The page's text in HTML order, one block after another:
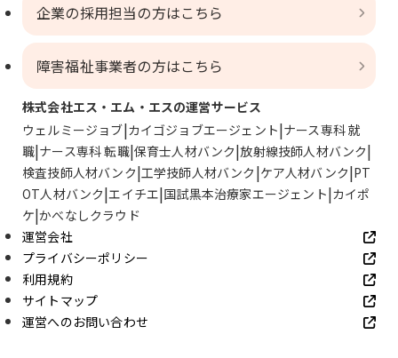
企業の採用担当の方はこちら
障害福祉事業者の方はこちら
株式会社エス・エム・エスの運営サービス
ウェルミージョブ カイゴジョブエージェント ナース専科 就
職 ナース専科 転職 保育士人材バンク 放射線技師人材バンク
検査技師人材バンク 工学技師人材バンク ケア人材バンク PT
OT人材バンク エイチエ 国試黒本治療家エージェント カイポ
ケ かべなしクラウド
運営会社
プライバシーポリシー
利用規約
サイトマップ
運営へのお問い合わせ